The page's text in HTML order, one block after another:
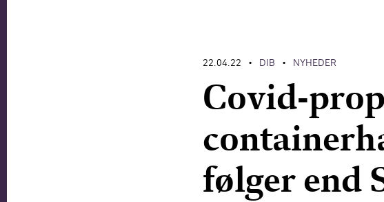
22.04.22 • DIB • NYHEDER
Covid-
følger end